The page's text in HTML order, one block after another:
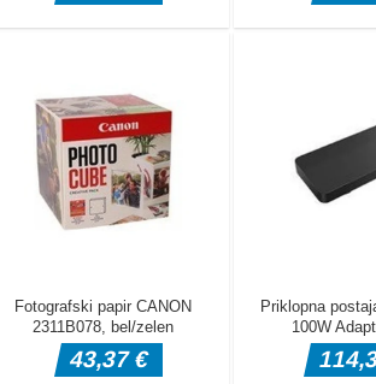
sladkarije
igro, ne glede na to, kje ste, to lahko počnete,